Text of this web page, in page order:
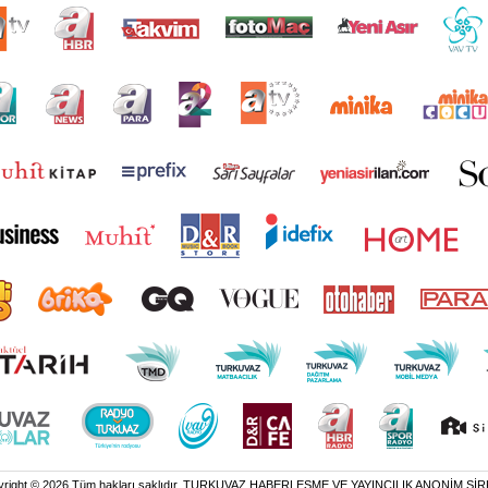
© 2026 Tüm hakları saklıdır. TURKUVAZ HABERLEŞME VE YAYINCILIK ANONİM